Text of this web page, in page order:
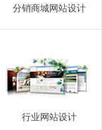
分销商城网站设计
行业网站设计